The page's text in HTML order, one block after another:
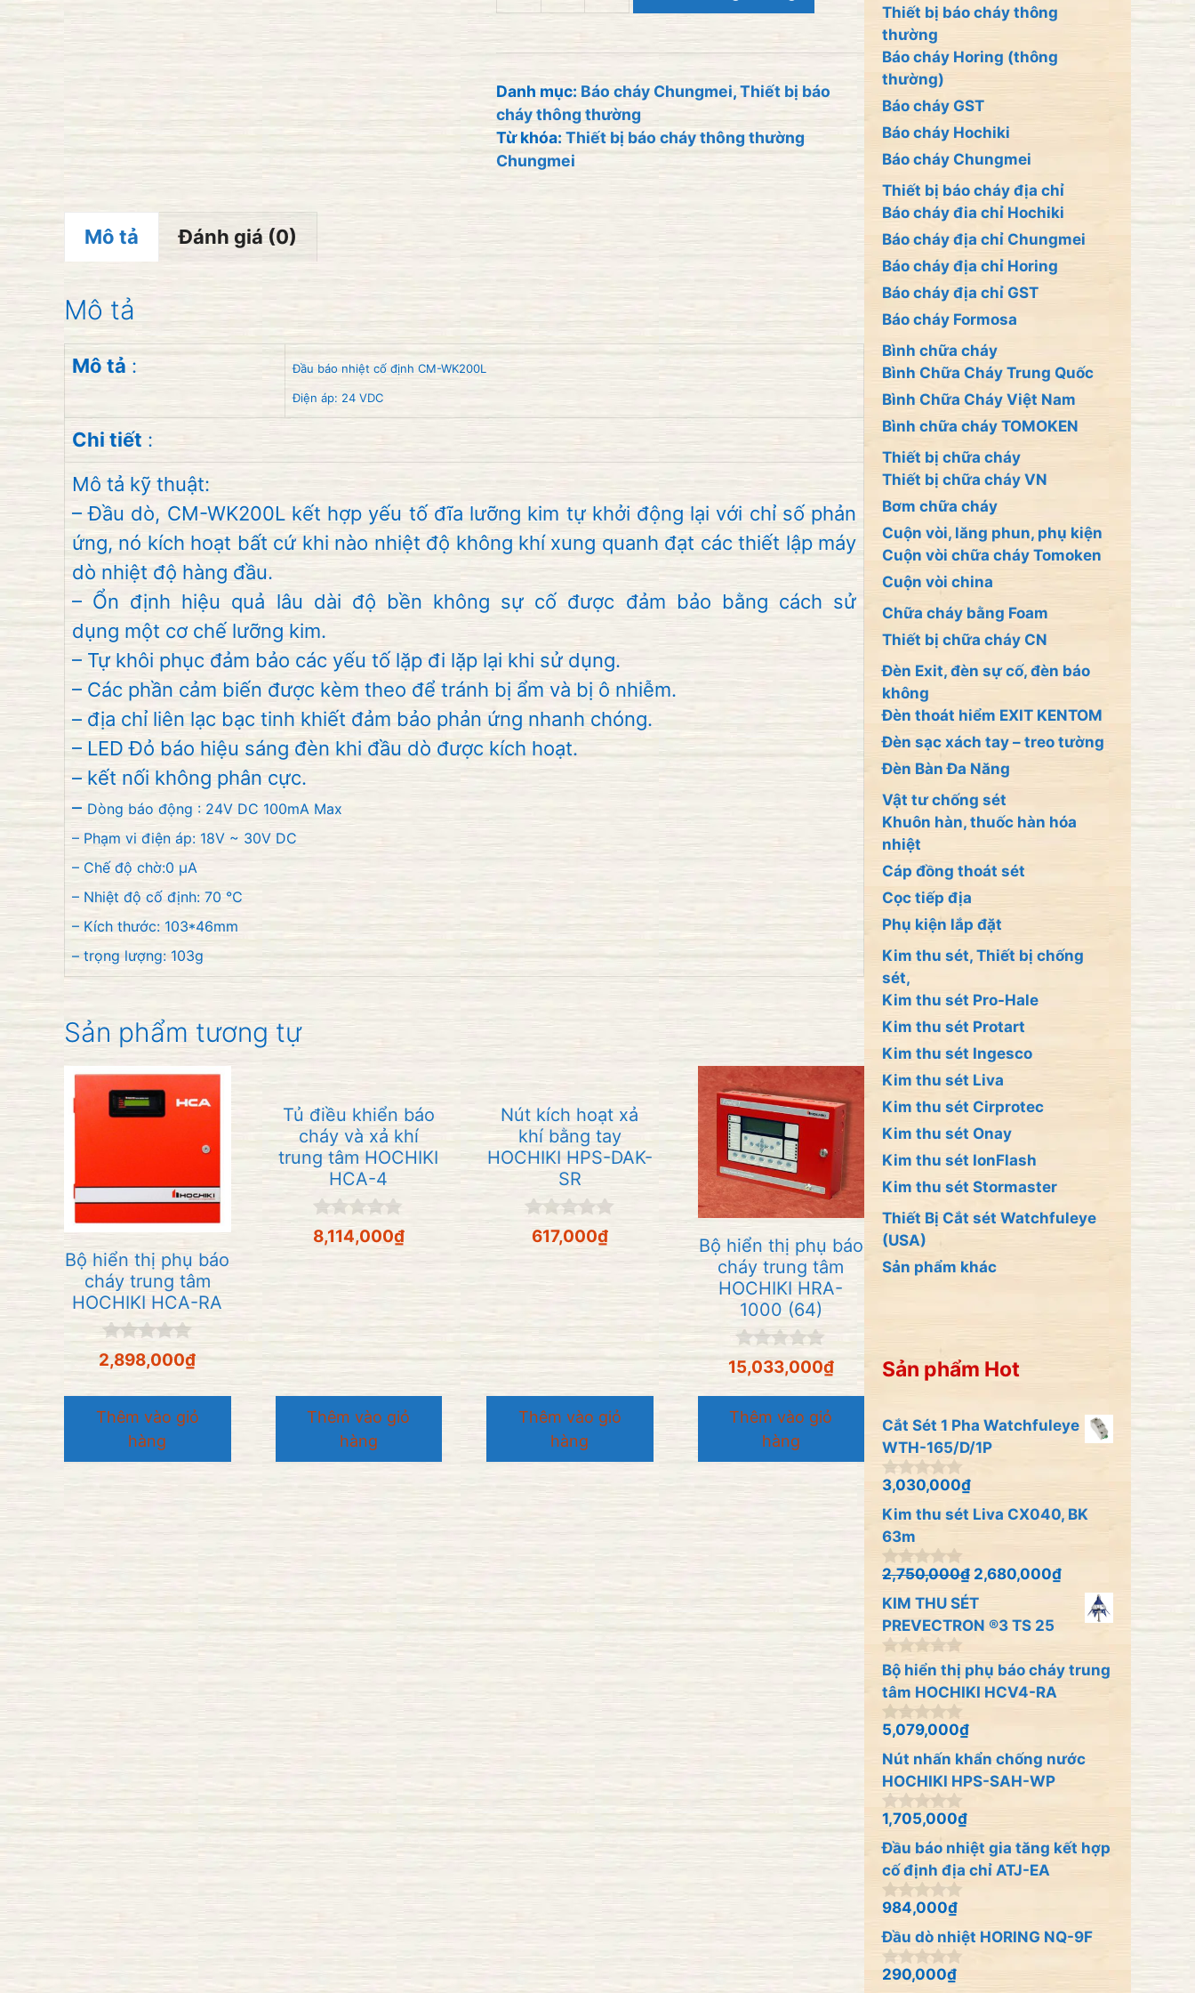
CỐ
ĐỊNH
CHUNGMEI
số
Danh mục: Báo cháy Chungmei,Thiết bị báo
cháy thông thường
Từ khóa: Thiết bị báo cháy thông thường
Chungmei
Mô tả Đánh giá (0)
Mô tả
Mô tả : Đầu báo nhiệt cố định CM-WK200L
Điện áp: 24 VDC
Chi tiết :
Mô tả kỹ thuật:
– Đầu dò, CM-WK200L kết hợp yếu tố đĩa lưỡng kim tự khởi động lại với chỉ số phản
ứng, nó kích hoạt bất cứ khi nào nhiệt độ không khí xung quanh đạt các thiết lập máy
dò nhiệt độ hàng đầu.
– Ổn định hiệu quả lâu dài độ bền không sự cốđược đảm bảo bằng cách sử
dụng một cơ chế lưỡng kim.
– Tự khôi phục đảm bảo các yếu tố lặp đi lặp lại khi sử dụng.
– Các phần cảm biến được kèm theo để tránh bị ẩm và bị ô nhiễm.
– địa chỉ liên lạc bạc tinh khiết đảm bảo phản ứng nhanh chóng.
– LED Đỏ báo hiệu sáng đèn khi đầu dò được kích hoạt.
– kết nối không phân cực.
– Dòng báo động : 24V DC 100mA Max
– Phạm vi điện áp: 18V ~ 30V DC
– Chế độ chờ:0 μA
– Nhiệt độ cố định: 70 ℃
– Kích thước: 103*46mm
– trọng lượng: 103g
Sản phẩm tương tự
Bộ hiển thị phụ báo
cháy trung tâm
HOCHIKI HCA-RA
0
n
à
2,898,000₫
Thêm vào giỏ
hàng
Tủ điều khiển báo
cháy và xả khí
trung tâm HOCHIKI
HCA-4
0
n
8,114,000₫
Thêm vào giỏ
hàng
Nút kích hoạt xả
khí bằng tay
HOCHIKI HPS-DAK-
SR
0
n
617,000₫
Thêm vào giỏ
hàng
Bộ hiển thị phụ báo
cháy trung tâm
HOCHIKI HRA-
1000 (64)
0
n
g
o
à
5
15,033,000₫
Thêm vào giỏ
hàng
Thiết bị báo cháy thông
thường
Báo cháy Horing (thông
thường)
Báo cháy GST
Báo cháy Hochiki
Báo cháy Chungmei
Thiết bị báo cháy địa chỉ
Báo cháy đia chỉ Hochiki
Báo cháy địa chỉ Chungmei
Báo cháy địa chỉ Horing
Báo cháy địa chỉ GST
Báo cháy Formosa
Bình chữa cháy
Bình Chữa Cháy Trung Quốc
Bình Chữa Cháy Việt Nam
Bình chữa cháy TOMOKEN
Thiết bị chữa cháy
Thiết bị chữa cháy VN
Bơm chữa cháy
Cuộn vòi, lăng phun, phụ kiện
Cuộn vòi chữa cháy Tomoken
Cuộn vòi china
Chữa cháy bằng Foam
Thiết bị chữa cháy CN
Đèn Exit, đèn sự cố, đèn báo
không
Đèn thoát hiểm EXIT KENTOM
Đèn sạc xách tay – treo tường
Đèn Bàn Đa Năng
Vật tư chống sét
Khuôn hàn, thuốc hàn hóa
nhiệt
Cáp đồng thoát sét
Cọc tiếp địa
Phụ kiện lắp đặt
Kim thu sét, Thiết bị chống
sét,
Kim thu sét Pro-Hale
Kim thu sét Protart
Kim thu sét Ingesco
Kim thu sét Liva
Kim thu sét Cirprotec
Kim thu sét Onay
Kim thu sét IonFlash
Kim thu sét Stormaster
Thiết Bị Cắt sét Watchfuleye
(USA)
Sản phẩm khác
Sản phẩm Hot
Cắt Sét 1 Pha Watchfuleye
WTH-165/D/1P
0
n
g
o
à
i
5
3,030,000₫
Kim thu sét Liva CX040, BK
63m
0
n
g
o
à
i
5
2,750,000₫ 2,680,000₫
KIM THU SÉT
PREVECTRON ®3 TS 25
0
g
o
à
5
Bộ hiển thị phụ báo cháy trung
tâm HOCHIKI HCV4-RA
0
n
g
o
à
i
5
5,079,000₫
Nút nhấn khẩn chống nước
HOCHIKI HPS-SAH-WP
0
n
g
o
à
i
5
1,705,000₫
Đầu báo nhiệt gia tăng kết hợp
cố định địa chỉ ATJ-EA
0
n
g
o
à
984,000₫
Đầu dò nhiệt HORING NQ-9F
0
290,000₫